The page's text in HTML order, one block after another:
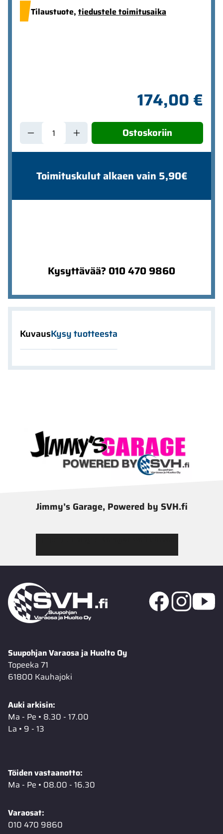
Tilaustuote, tiedustele toimitusaika
174,00 €
Ostoskoriin
Toimituskulut alkaen vain 5,90€
Kysyttävää? 010 470 9860
KuvausKysy tuotteesta
Jimmy’s Garage, Powered by SVH.fi
Suupohjan Varaosa ja Huolto Oy
Topeeka 71
61800 Kauhajoki
Auki arkisin:
Ma - Pe • 8.30 - 17.00
La • 9 - 13
Töiden vastaanotto:
Ma - Pe • 08.00 - 16.30
Varaosat:
010 470 9860